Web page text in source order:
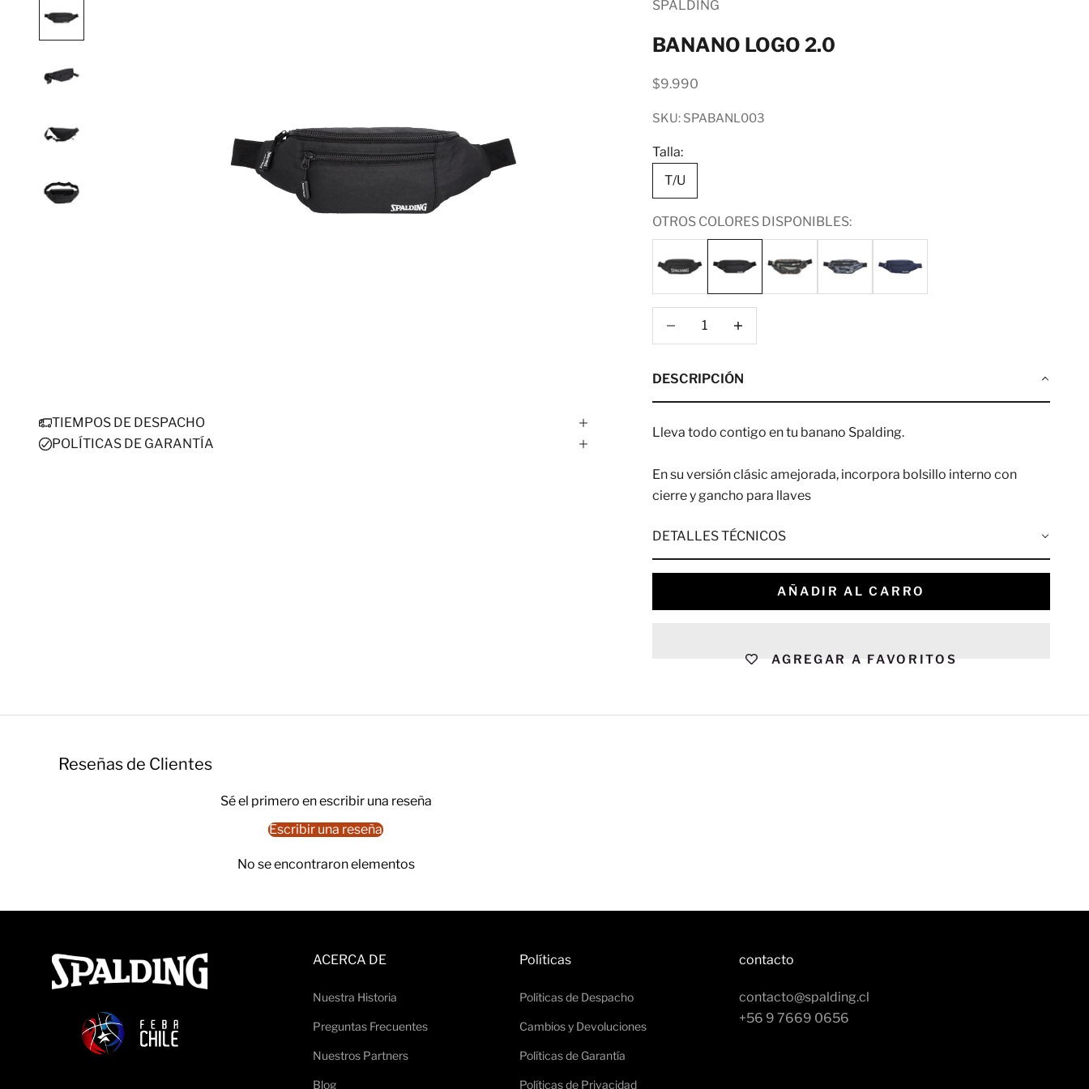
SPALDING
BANANO LOGO 2.0
Precio de oferta
$9.990
SKU: SPABANL003
Talla:
T/U
OTROS COLORES DISPONIBLES:
Reducir cantidad
DESCRIPCIÓN
Lleva todo contigo en tu banano Spalding.
En su versión clásic amejorada, incorpora bolsillo interno con
cierre y gancho para llaves
DETALLES TÉCNICOS
AÑADIR AL CARRO
AGREGAR A FAVORITOS
TIEMPOS DE DESPACHO
POLÍTICAS DE GARANTÍA
Reseñas de Clientes
Sé el primero en escribir una reseña
Escribir una reseña
No se encontraron elementos
ACERCA DE
Nuestra Historia
Preguntas Frecuentes
Nuestros Partners
Blog
Políticas
Políticas de Despacho
Cambios y Devoluciones
Políticas de Garantía
Políticas de Privacidad
contacto
contacto@spalding.cl
+56 9 7669 0656